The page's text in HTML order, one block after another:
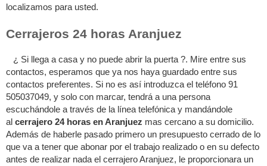
localizamos para usted.
Cerrajeros 24 horas Aranjuez
¿ Si llega a casa y no puede abrir la puerta ?. Mire entre sus
contactos, esperamos que ya nos haya guardado entre sus
contactos preferentes. Si no es así introduzca el teléfono 91
505037049, y solo con marcar, tendrá a una persona
escuchándole a través de la línea telefónica y mandándole
al cerrajero 24 horas en Aranjuez mas cercano a su domicilio.
Además de haberle pasado primero un presupuesto cerrado de lo
que va a tener que abonar por el trabajo realizado o en su defecto
antes de realizar nada el cerrajero Aranjuez, le proporcionara un